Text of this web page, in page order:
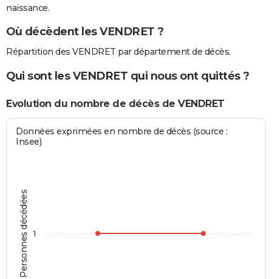
naissance.
Où décèdent les VENDRET ?
Répartition des VENDRET par département de décès.
Qui sont les VENDRET qui nous ont quittés ?
Evolution du nombre de décès de VENDRET
Personnes décédées
Données exprimées en nombre de décès (source :
Insee)
1